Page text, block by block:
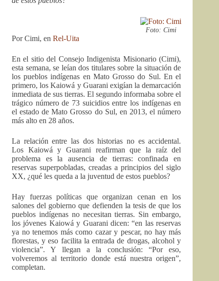
Foto: Cimi
Por Cimi, en Rel-Uita
En el sitio del Consejo Indigenista Misionario (Cimi),
esta semana, se leían dos titulares sobre la situación de
los pueblos indígenas en Mato Grosso do Sul. En el
primero, los Kaiowá y Guarani exigían la demarcación
inmediata de sus tierras. El segundo informaba sobre el
trágico número de 73 suicidios entre los indígenas en
el estado de Mato Grosso do Sul, en 2013, el número
más alto en 28 años.
La relación entre las dos historias no es accidental.
Los Kaiowá y Guarani reafirman que la raíz del
problema es la ausencia de tierras: confinada en
reservas superpobladas, creadas a principios del siglo
XX, ¿qué les queda a la juventud de estos pueblos?
Hay fuerzas políticas que organizan cenan en los
salones del gobierno que defienden la tesis de que los
pueblos indígenas no necesitan tierras. Sin embargo,
los jóvenes Kaiowá y Guarani dicen: “en las reservas
ya no tenemos más como cazar y pescar, no hay más
florestas, y eso facilita la entrada de drogas, alcohol y
violencia”. Y llegan a la conclusión: “Por eso,
volveremos al territorio donde está nuestra origen”,
completan.